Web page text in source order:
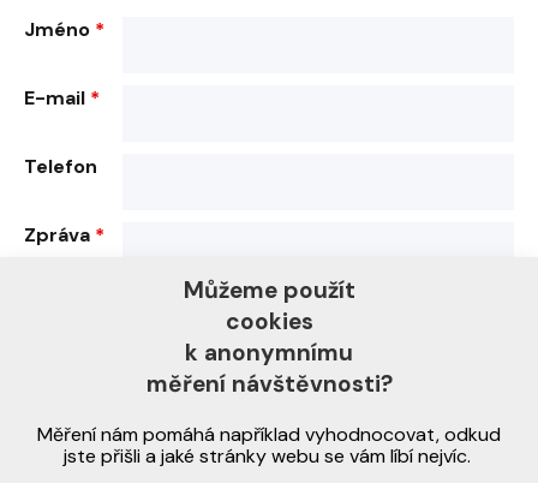
Můžeme použít
cookies
k anonymnímu
měření návštěvnosti?
Měření nám pomáhá například vyhodnocovat, odkud
jste přišli a jaké stránky webu se vám líbí nejvíc.
Jméno *
E-mail *
Telefon
Zpráva *
Zpracováváme vaše osobní údaje.Zjistěte více >